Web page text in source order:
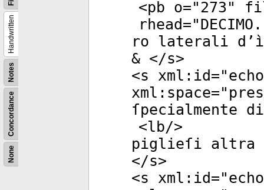
None
Concordance
Notes
Handwritten
<pb o="273"
rhead="DECIMO.
ro laterali
& </s>
<s xml:id="
xml:space="
ſpecialmente
<lb/>
piglieſi altra
</s>
<s xml:id="